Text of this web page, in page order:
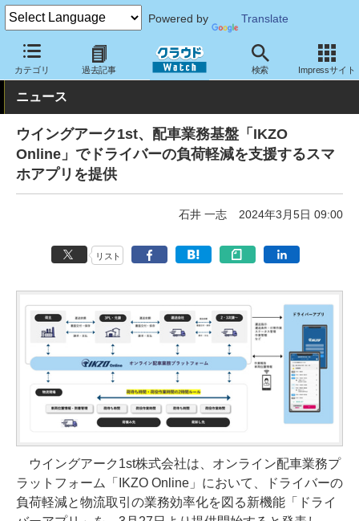
Powered by Translate
カテゴリ 過去記事 検索 Impressサイト
クラウド Watch サービス・ソフト サービス 業務関連
ニュース
ウイングアーク1st、配車業務基盤「IKZO
Online」でドライバーの負荷軽減を支援するスマ
ホアプリを提供
石井 一志 2024年3月5日 09:00
リスト
ウイングアーク1st株式会社は、オンライン配車業務プ
ラットフォーム「IKZO Online」において、ドライバーの
負荷軽減と物流取引の業務効率化を図る新機能「ドライ